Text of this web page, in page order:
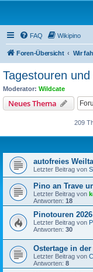
FAQ Wikipino
Foren-Übersicht
Tagestouren
Moderator: Wildcate
Neues Thema
209
autofreies
Letzter Beitrag von
Pino an Trave
Letzter Beitrag von
Antworten: 18
Pinotouren
Letzter Beitrag von
Antworten: 30
Ostertage in der
Letzter Beitrag von
Antworten: 8